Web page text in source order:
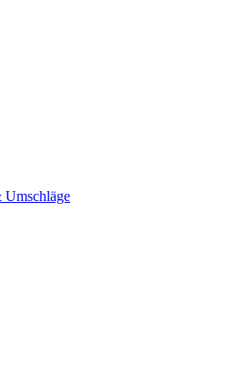
Umschläge